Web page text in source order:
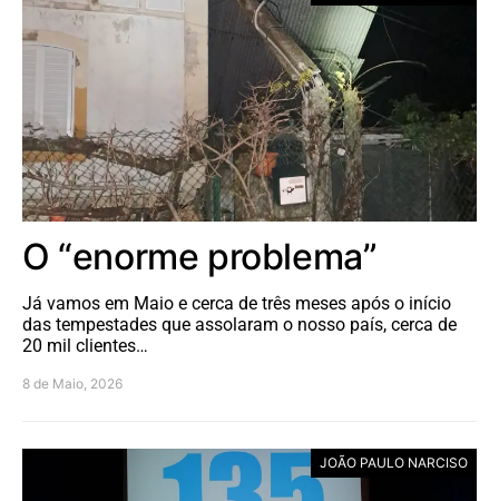
O “enorme problema”
Já vamos em Maio e cerca de três meses após o início
das tempestades que assolaram o nosso país, cerca de
20 mil clientes…
8 de Maio, 2026
JOÃO PAULO NARCISO